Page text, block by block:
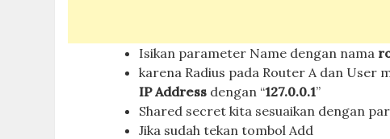
Isikan parameter Name dengan nama
karena Radius pada Router A dan User
IP Address dengan “127.0.0.1”
Shared secret kita sesuaikan dengan
Jika sudah tekan tombol Add